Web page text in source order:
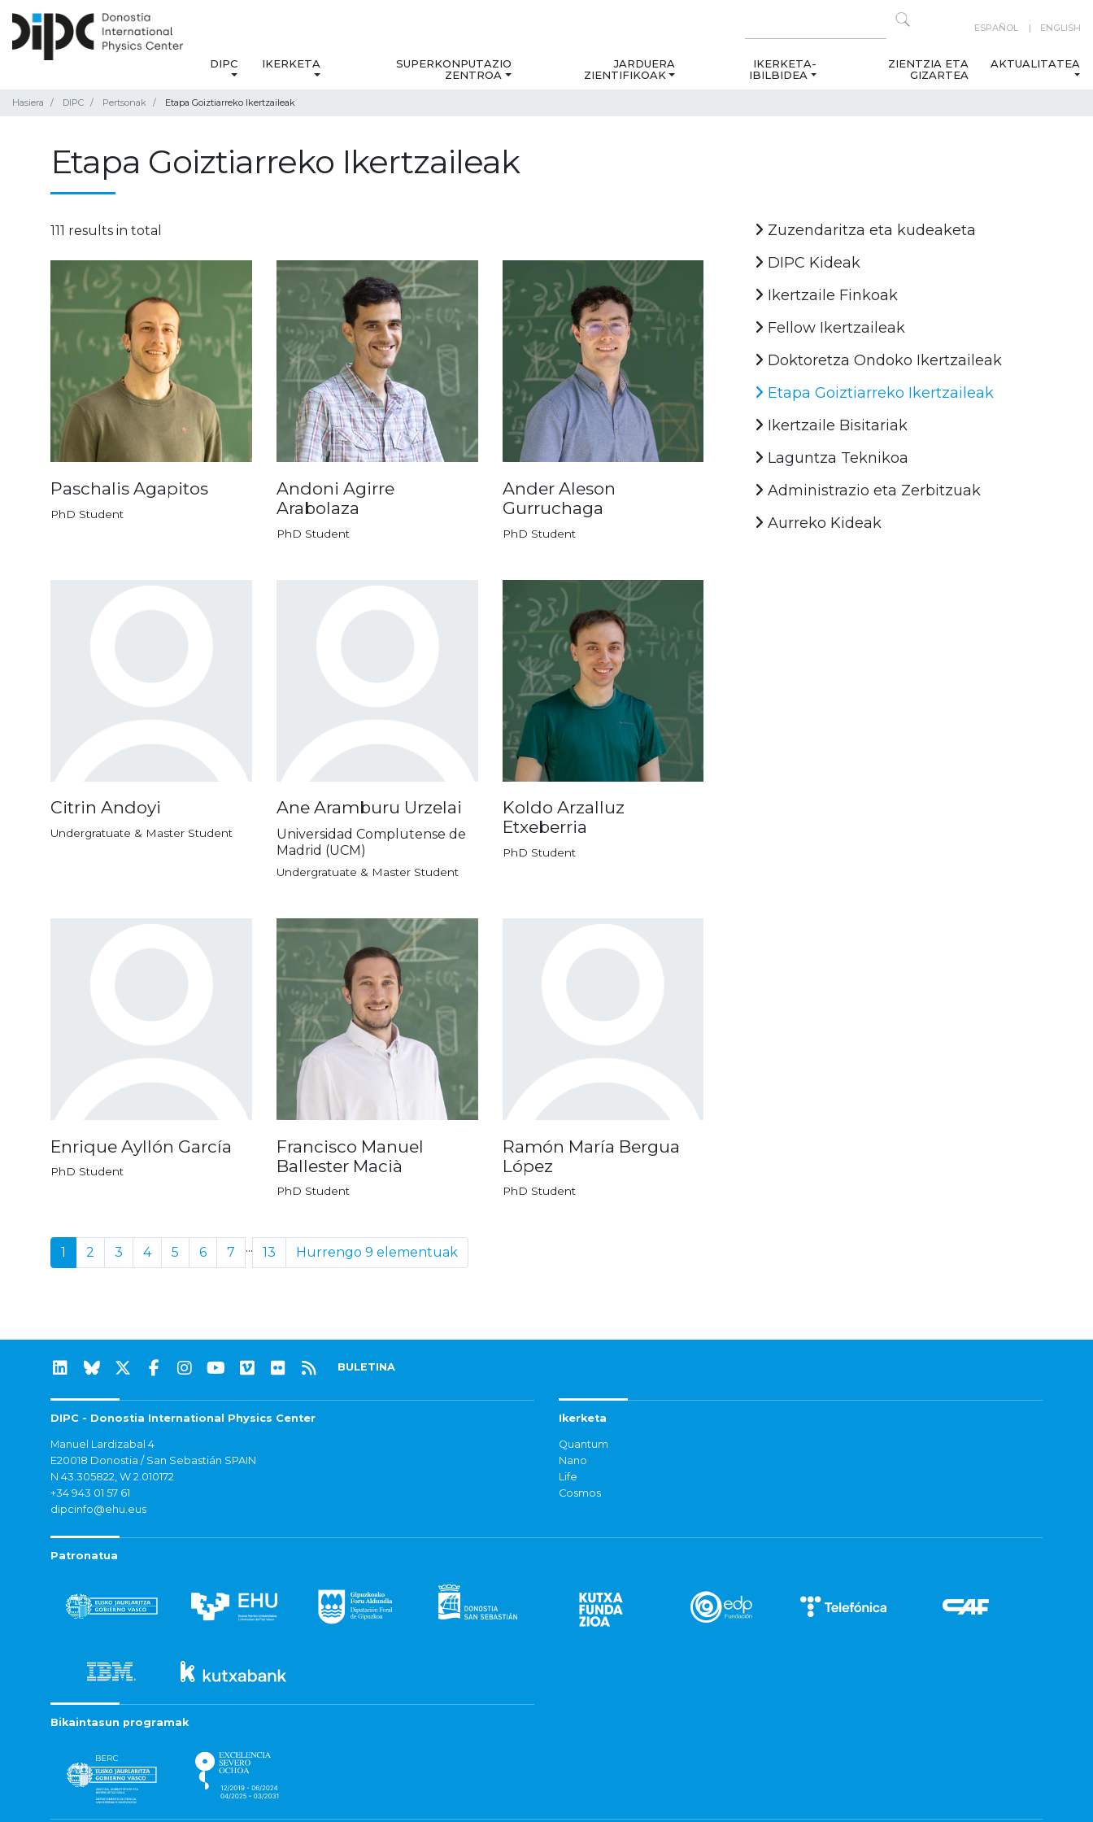
ESPAÑOL ENGLISH
DIPC IKERKETA
SUPERKONPUTAZIO
ZENTROA
JARDUERA
ZIENTIFIKOAK
IKERKETA-
IBILBIDEA
ZIENTZIA ETA
GIZARTEA
AKTUALITATEA
Hasiera DIPC Pertsonak Etapa Goiztiarreko Ikertzaileak
Etapa Goiztiarreko Ikertzaileak
111 results in total
Paschalis Agapitos
PhD Student
Andoni Agirre
Arabolaza
PhD Student
Ander Aleson
Gurruchaga
PhD Student
Citrin Andoyi
Undergratuate & Master Student
Ane Aramburu Urzelai
Universidad Complutense de
Madrid (UCM)
Undergratuate & Master Student
Koldo Arzalluz
Etxeberria
PhD Student
Enrique Ayllón García
PhD Student
Francisco Manuel
Ballester Macià
PhD Student
Ramón María Bergua
López
PhD Student
1 2 3 4 5 6 7 ... 13 Hurrengo 9 elementuak
Zuzendaritza eta kudeaketa
DIPC Kideak
Ikertzaile Finkoak
Fellow Ikertzaileak
Doktoretza Ondoko Ikertzaileak
Etapa Goiztiarreko Ikertzaileak
Ikertzaile Bisitariak
Laguntza Teknikoa
Administrazio eta Zerbitzuak
Aurreko Kideak
BULETINA
DIPC - Donostia International Physics Center
Manuel Lardizabal 4
E20018 Donostia / San Sebastián SPAIN
N 43.305822, W 2.010172
+34 943 01 57 61
dipcinfo@ehu.eus
Ikerketa
Quantum
Nano
Life
Cosmos
Patronatua
Bikaintasun programak